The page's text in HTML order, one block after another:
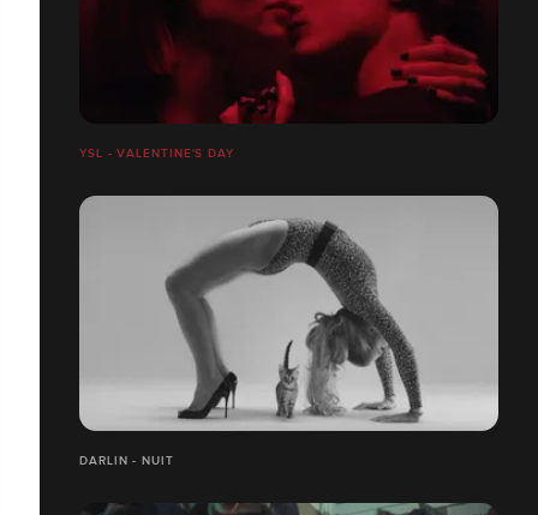
YSL - VALENTINE'S DAY
DARLIN - NUIT